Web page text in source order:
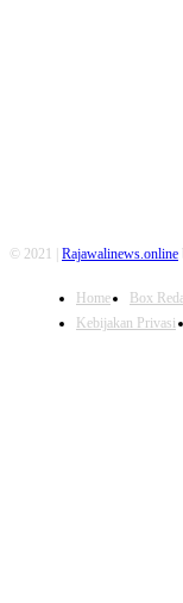
© 2021 | Rajawalinews.online
Home Box
Kebijakan Privasi